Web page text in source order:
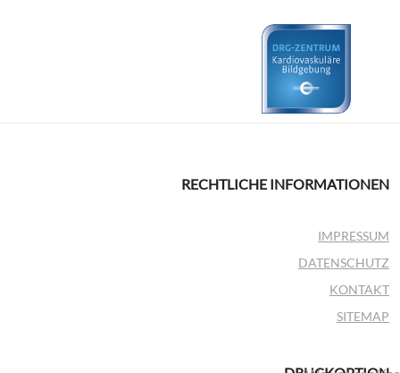
RECHTLICHE INFORMATIONEN
IMPRESSUM
DATENSCHUTZ
KONTAKT
SITEMAP